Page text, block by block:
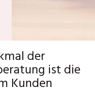
der
ist die
Kunden